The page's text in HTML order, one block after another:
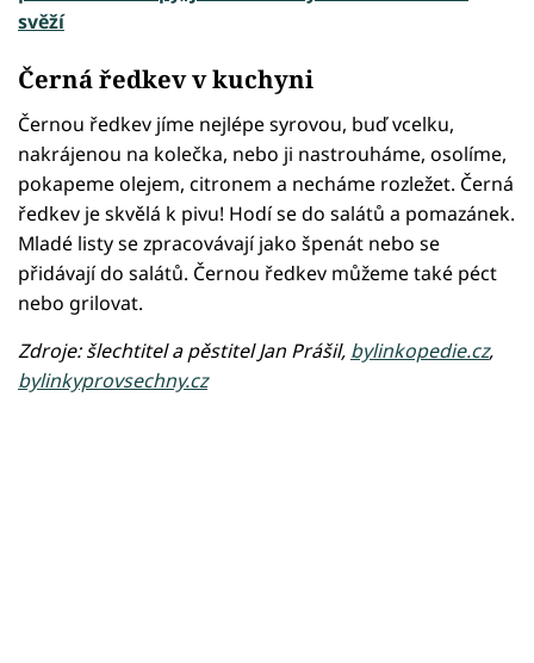
svěží
Černá ředkev v kuchyni
Černou ředkev jíme nejlépe syrovou, buď vcelku,
nakrájenou na kolečka, nebo ji nastrouháme, osolíme,
pokapeme olejem, citronem a necháme rozležet. Černá
ředkev je skvělá k pivu! Hodí se do salátů a pomazánek.
Mladé listy se zpracovávají jako špenát nebo se
přidávají do salátů. Černou ředkev můžeme také péct
nebo grilovat.
Zdroje: šlechtitel a pěstitel Jan Prášil, bylinkopedie.cz,
bylinkyprovsechny.cz